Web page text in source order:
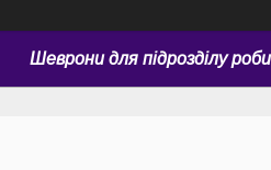
Шеврони для підрозділу